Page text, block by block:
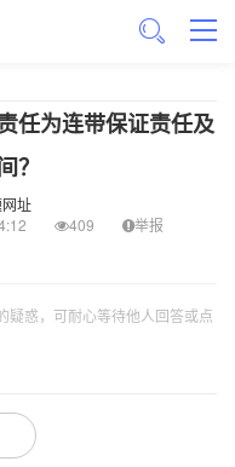
任为连带保证责任及
？
址
409 举报
疑惑，可耐心等待他人回答或点